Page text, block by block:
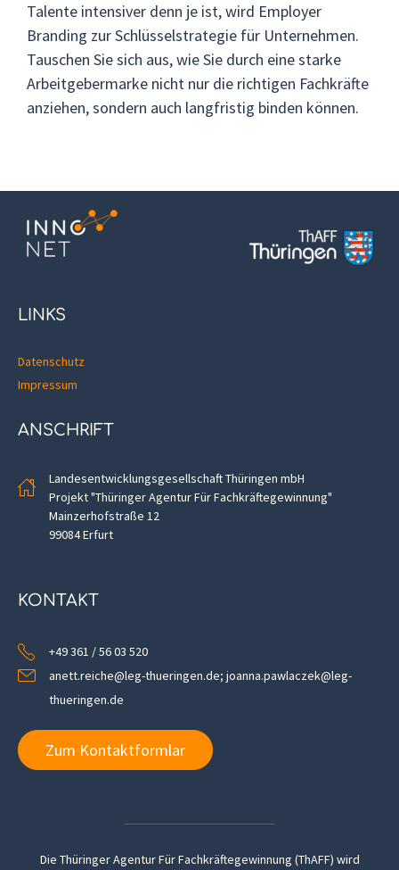
Talente intensiver denn je ist, wird Employer
Branding zur Schlüsselstrategie für Unternehmen.
Tauschen Sie sich aus, wie Sie durch eine starke
Arbeitgebermarke nicht nur die richtigen Fachkräfte
anziehen, sondern auch langfristig binden können.
LINKS
Datenschutz
Impressum
ANSCHRIFT
Landesentwicklungsgesellschaft Thüringen mbH
Projekt "Thüringer Agentur Für Fachkräftegewinnung"
Mainzerhofstraße 12
99084 Erfurt
KONTAKT
+49 361 / 56 03 520
anett.reiche@leg-thueringen.de; joanna.pawlaczek@leg-
thueringen.de
Zum Kontaktformlar
Die Thüringer Agentur Für Fachkräftegewinnung (ThAFF) wird